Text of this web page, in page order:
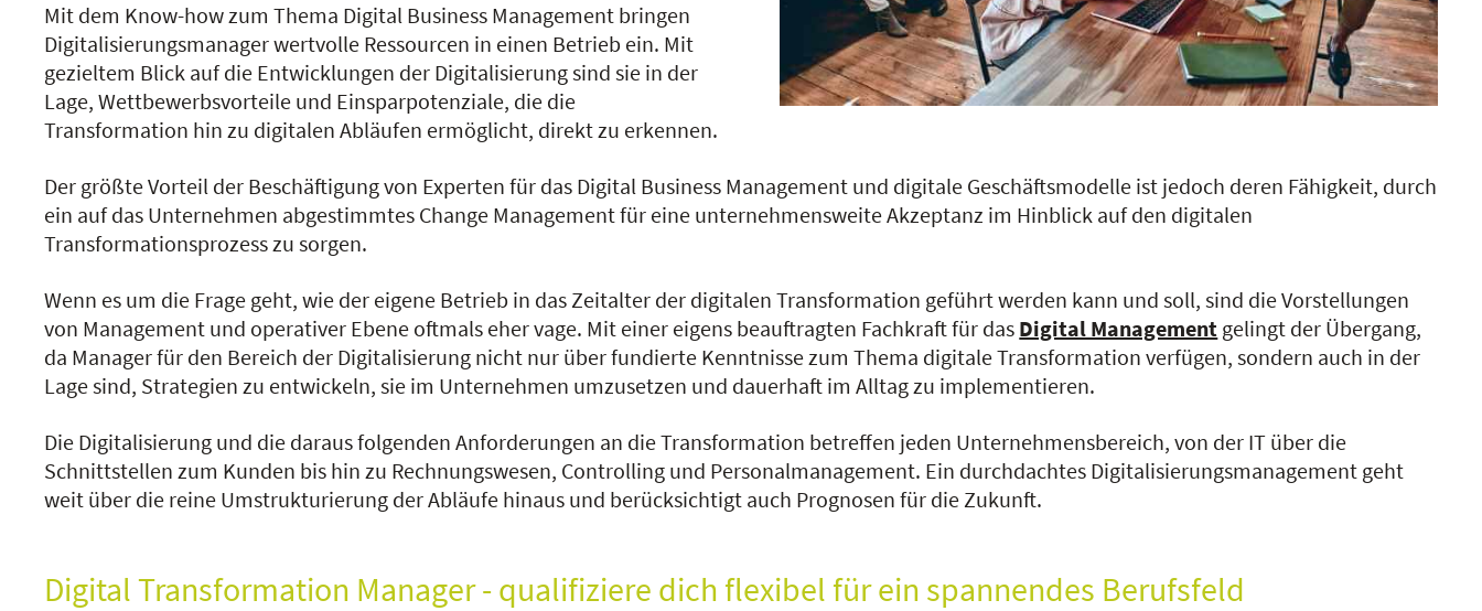
Mit dem Know-how zum Thema Digital Business Management bringen
Digitalisierungsmanager wertvolle Ressourcen in einen Betrieb ein. Mit
gezieltem Blick auf die Entwicklungen der Digitalisierung sind sie in der
Lage, Wettbewerbsvorteile und Einsparpotenziale, die die
Transformation hin zu digitalen Abläufen ermöglicht, direkt zu erkennen.
Der größte Vorteil der Beschäftigung von Experten für das Digital Business Management und digitale Geschäftsmodelle ist jedoch deren Fähigkeit, durch
ein auf das Unternehmen abgestimmtes Change Management für eine unternehmensweite Akzeptanz im Hinblick auf den digitalen
Transformationsprozess zu sorgen.
Wenn es um die Frage geht, wie der eigene Betrieb in das Zeitalter der digitalen Transformation geführt werden kann und soll, sind die Vorstellungen
von Management und operativer Ebene oftmals eher vage. Mit einer eigens beauftragten Fachkraft für das Digital Management gelingt der Übergang,
da Manager für den Bereich der Digitalisierung nicht nur über fundierte Kenntnisse zum Thema digitale Transformation verfügen, sondern auch in der
Lage sind, Strategien zu entwickeln, sie im Unternehmen umzusetzen und dauerhaft im Alltag zu implementieren.
Die Digitalisierung und die daraus folgenden Anforderungen an die Transformation betreffen jeden Unternehmensbereich, von der IT über die
Schnittstellen zum Kunden bis hin zu Rechnungswesen, Controlling und Personalmanagement. Ein durchdachtes Digitalisierungsmanagement geht
weit über die reine Umstrukturierung der Abläufe hinaus und berücksichtigt auch Prognosen für die Zukunft.
Digital Transformation Manager - qualifiziere dich flexibel für ein spannendes Berufsfeld